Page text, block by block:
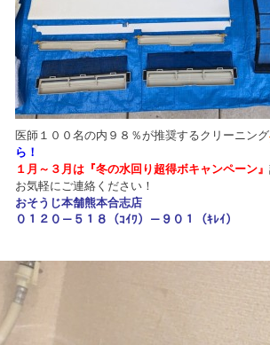
医師１００名の内９８％が推奨するクリーニング
ら！
１月～３月は 『冬の水回り超得ボキャンペーン』
お気軽にご連絡ください！
おそうじ本舗熊本合志店
０１２０－５１８（ｺｲﾜ）－９０１（ｷﾚｲ）